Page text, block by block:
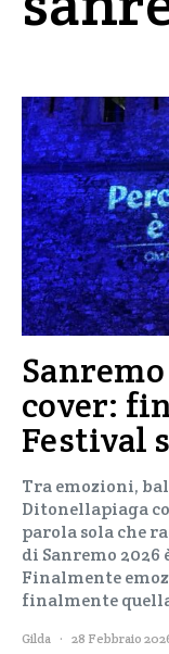
cover:
Festival
Tra emozioni,
Ditonellapiaga
parola sola che
di Sanremo 2026
Finalmente
finalmente
Gilda 28 Febbraio